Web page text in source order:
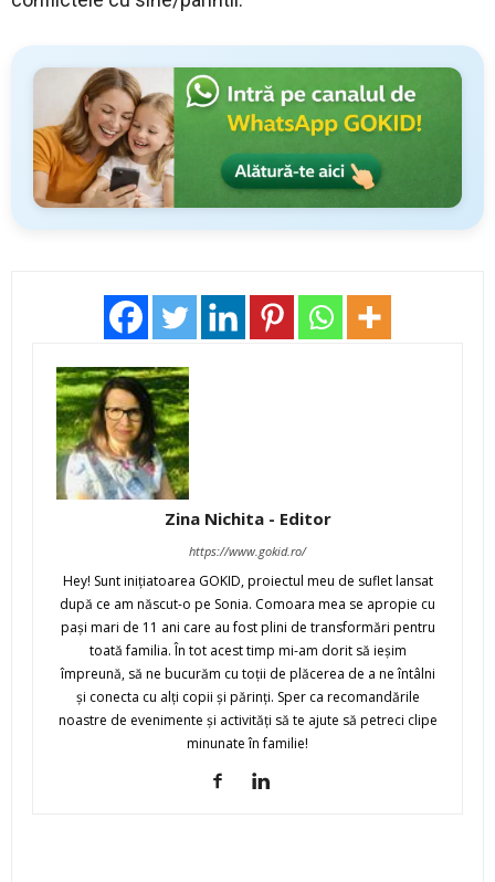
Zina Nichita - Editor
https://www.gokid.ro/
Hey! Sunt iniţiatoarea GOKID, proiectul meu de suflet lansat
după ce am născut-o pe Sonia. Comoara mea se apropie cu
paşi mari de 11 ani care au fost plini de transformări pentru
toată familia. În tot acest timp mi-am dorit să ieşim
împreună, să ne bucurăm cu toţii de plăcerea de a ne întâlni
şi conecta cu alţi copii şi părinţi. Sper ca recomandările
noastre de evenimente şi activităţi să te ajute să petreci clipe
minunate în familie!